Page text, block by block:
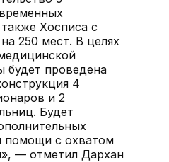
Хосписа с
250 мест. В целях
будет проведена
4
и 2
Будет
помощи с охватом
— отметил Дархан